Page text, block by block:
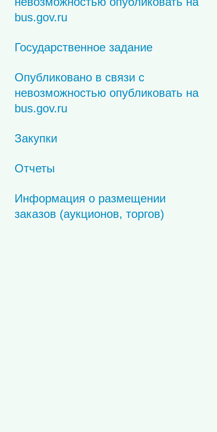
bus.gov.ru
Государственное задание
Опубликовано в связи с
невозможностью опубликовать на
bus.gov.ru
Закупки
Отчеты
Информация о размещении
заказов (аукционов, торгов)